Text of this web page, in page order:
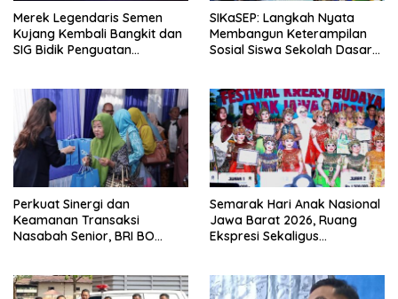
Merek Legendaris Semen
Kujang Kembali Bangkit dan
SIG Bidik Penguatan
SIKaSEP: Langkah Nyata
Membangun Keterampilan
Sosial Siswa Sekolah Dasar
Perkuat Sinergi dan
Keamanan Transaksi
Nasabah Senior, BRI BO
Semarak Hari Anak Nasional
Jawa Barat 2026, Ruang
Ekspresi Sekaligus